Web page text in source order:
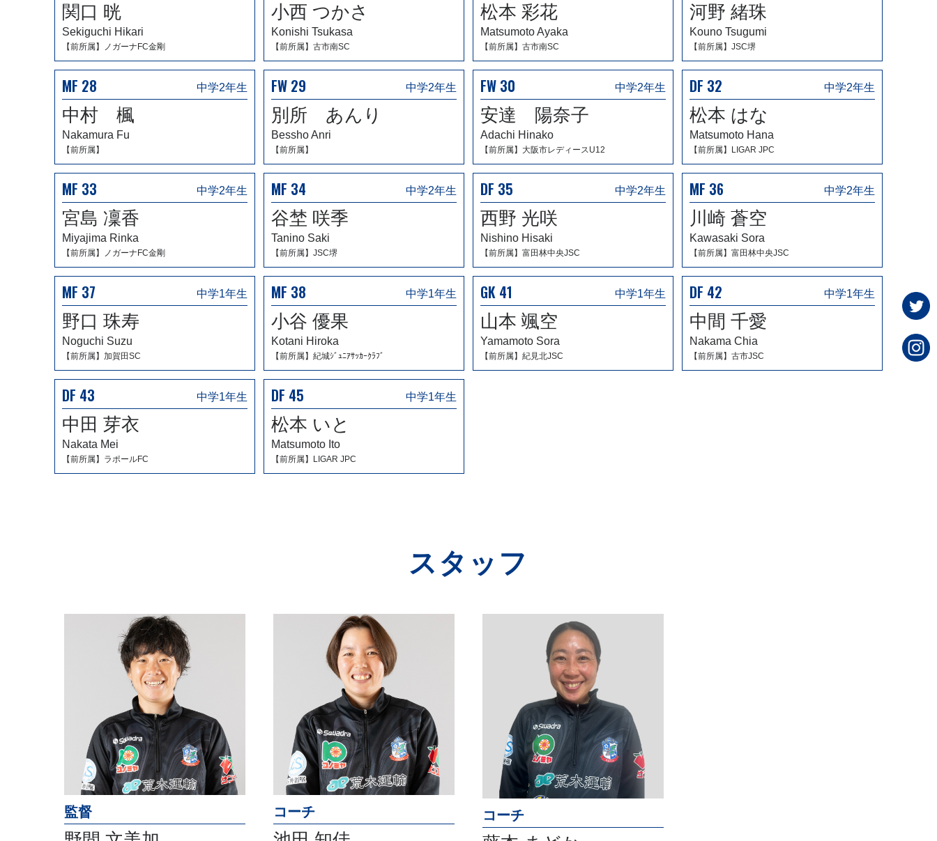
関口 晄
Sekiguchi Hikari
【前所属】ノガーナFC金剛
小西 つかさ
Konishi Tsukasa
【前所属】古市南SC
松本 彩花
Matsumoto Ayaka
【前所属】古市南SC
河野 緒珠
Kouno Tsugumi
【前所属】JSC堺
MF 28 中学2年生
中村 楓
Nakamura Fu
【前所属】
FW 29 中学2年生
別所 あんり
Bessho Anri
【前所属】
FW 30 中学2年生
安達 陽奈子
Adachi Hinako
【前所属】大阪市レディースU12
DF 32 中学2年生
松本 はな
Matsumoto Hana
【前所属】LIGAR JPC
MF 33 中学2年生
宮島 凜香
Miyajima Rinka
【前所属】ノガーナFC金剛
MF 34 中学2年生
谷埜 咲季
Tanino Saki
【前所属】JSC堺
DF 35 中学2年生
西野 光咲
Nishino Hisaki
【前所属】富田林中央JSC
MF 36 中学2年生
川崎 蒼空
Kawasaki Sora
【前所属】富田林中央JSC
MF 37 中学1年生
野口 珠寿
Noguchi Suzu
【前所属】加賀田SC
MF 38 中学1年生
小谷 優果
Kotani Hiroka
【前所属】紀城ｼﾞｭﾆｱｻｯｶｰｸﾗﾌﾞ
GK 41 中学1年生
山本 颯空
Yamamoto Sora
【前所属】紀見北JSC
DF 42 中学1年生
中間 千愛
Nakama Chia
【前所属】古市JSC
DF 43 中学1年生
中田 芽衣
Nakata Mei
【前所属】ラポールFC
DF 45 中学1年生
松本 いと
Matsumoto Ito
【前所属】LIGAR JPC
スタッフ
監督
コーチ
コーチ